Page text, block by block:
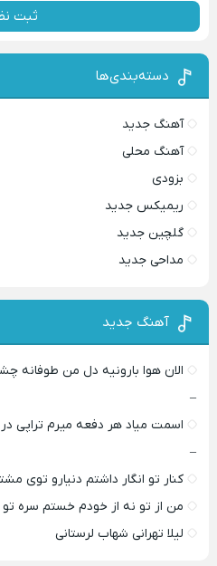
ثبت
دسته‌بندی‌ها
آهنگ جدید
آهنگ محلی
بزودی
ریمیکس جدید
گلچین جدید
مداحی جدید
آهنگ جدید
الان هوا بارونیه دل من طوفانه
–
اسمت میاد هر دفعه میرم
–
کنار تو انگار داشتم دنیارو توی
من از تو نه از خودم خستم سره
لیلا تهرانی شهاب لرستانی